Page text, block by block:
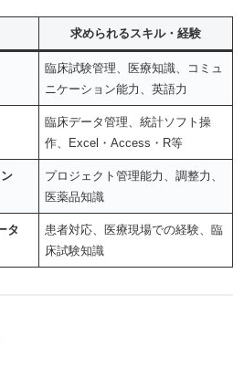
求められるスキル・経験
臨床試験管理、医療知識、コミュ
ニケーション能力、英語力
臨床データ管理、統計ソフト操
作、Excel・Access・R等
プロジェクト管理能力、調整力、
医薬品知識
タ
患者対応、医療現場での経験、臨
床試験知識